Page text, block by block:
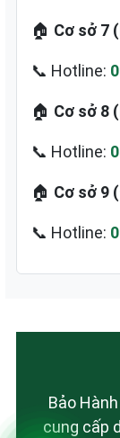
🏠 Cơ sở 7
📞 Hotline:
🏠 Cơ sở 8
📞 Hotline:
🏠 Cơ sở 9
📞 Hotline:
Bảo
cung cấp